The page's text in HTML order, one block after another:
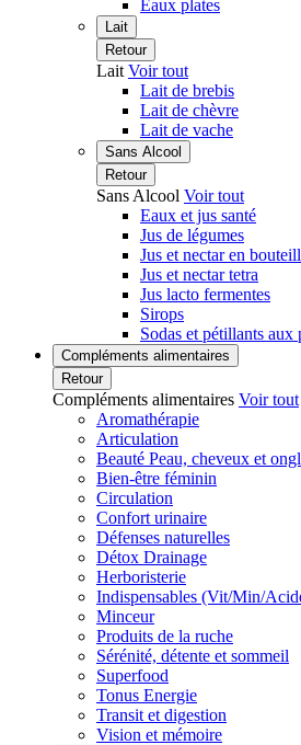
Eaux plates
Lait
Retour
Lait Voir tout
Lait de brebis
Lait de chèvre
Lait de vache
Sans Alcool
Retour
Sans Alcool Voir tout
Eaux et jus santé
Jus de légumes
Jus et nectar en
Jus et nectar tetra
Jus lacto fermentes
Sirops
Sodas et pétillants aux
Compléments alimentaires
Retour
Compléments alimentaires Voir tout
Aromathérapie
Articulation
Beauté Peau, cheveux et
Bien-être féminin
Circulation
Confort urinaire
Défenses naturelles
Détox Drainage
Herboristerie
Indispensables (Vit/Min/
Minceur
Produits de la ruche
Sérénité, détente et sommeil
Superfood
Tonus Energie
Transit et digestion
Vision et mémoire